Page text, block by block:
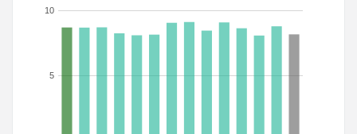
5
10